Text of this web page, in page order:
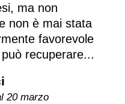
ma non
non è mai stata
favorevole
recuperare...
20 marzo